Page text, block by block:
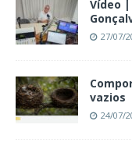
Vídeo
27/07/
vazios
24/07/